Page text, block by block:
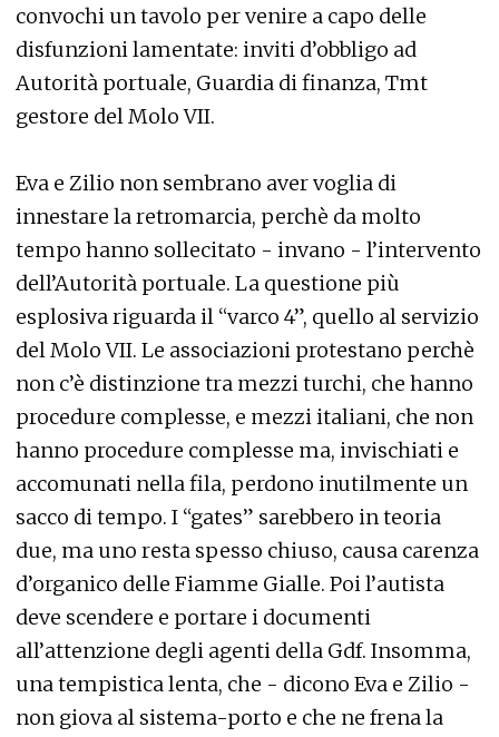
convochi un tavolo per venire a capo delle
disfunzioni lamentate: inviti d’obbligo ad
Autorità portuale, Guardia di finanza, Tmt
gestore del Molo VII.
Eva e Zilio non sembrano aver voglia di
innestare la retromarcia, perchè da molto
tempo hanno sollecitato - invano - l’intervento
dell’Autorità portuale. La questione più
esplosiva riguarda il “varco 4”, quello al servizio
del Molo VII. Le associazioni protestano perchè
non c’è distinzione tra mezzi turchi, che hanno
procedure complesse, e mezzi italiani, che non
hanno procedure complesse ma, invischiati e
accomunati nella fila, perdono inutilmente un
sacco di tempo. I “gates” sarebbero in teoria
due, ma uno resta spesso chiuso, causa carenza
d’organico delle Fiamme Gialle. Poi l’autista
deve scendere e portare i documenti
all’attenzione degli agenti della Gdf. Insomma,
una tempistica lenta, che - dicono Eva e Zilio -
non giova al sistema-porto e che ne frena la